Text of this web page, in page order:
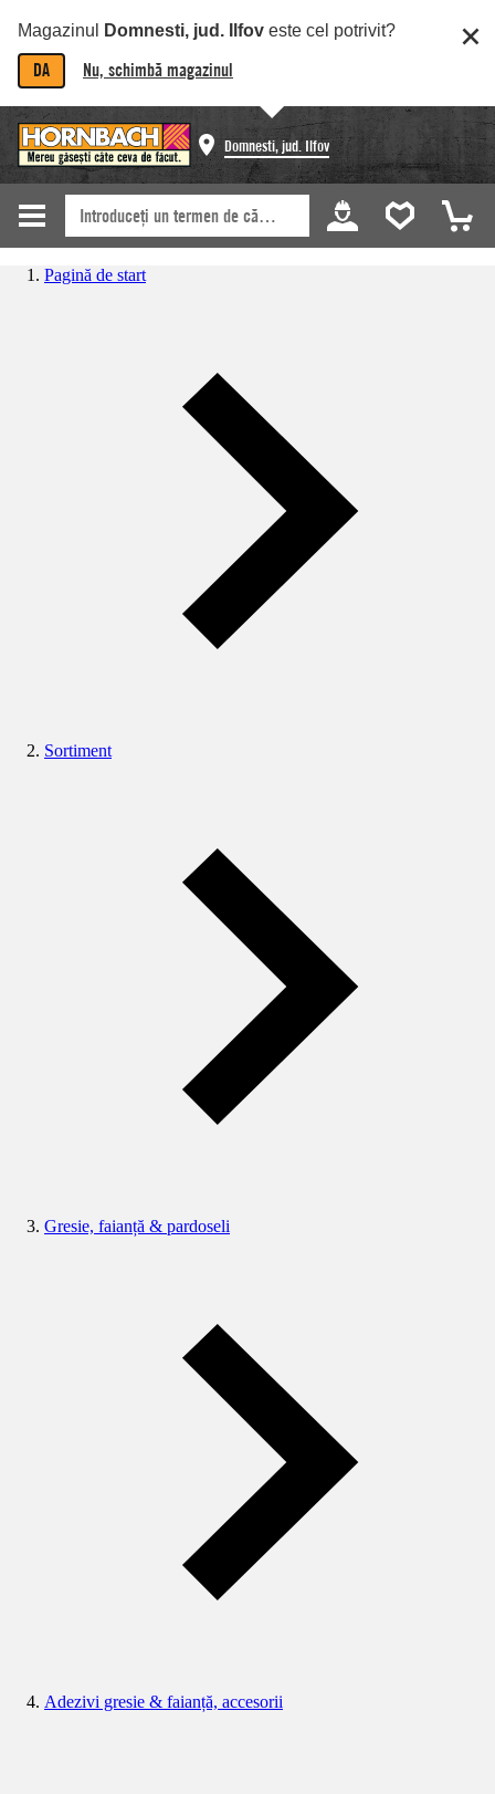
Magazinul Domnesti, jud. Ilfov este cel potrivit?
DA Nu, schimbă magazinul
Domnesti, jud. Ilfov
Pagină de start
Sortiment
Gresie, faianță & pardoseli
Adezivi gresie & faianță, accesorii